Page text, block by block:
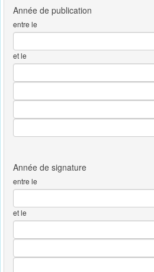
entre le
et le
entre le
et le